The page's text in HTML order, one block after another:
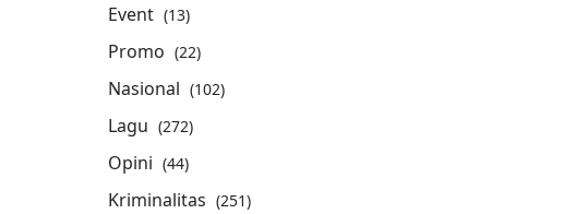
Event (13)
Promo (22)
Nasional (102)
Lagu (272)
Opini (44)
Kriminalitas (251)